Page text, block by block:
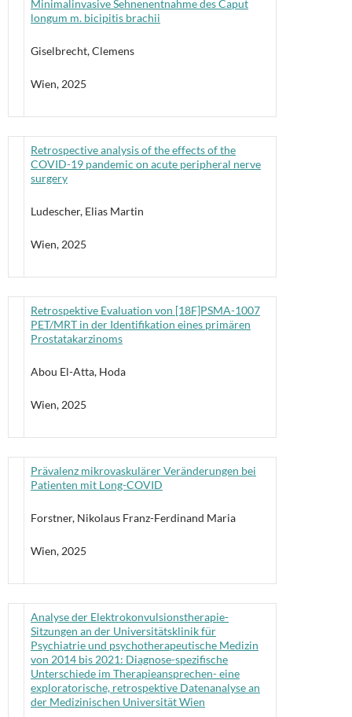
Minimalinvasive Sehnenentnahme des Caput
longum m. bicipitis brachii
Giselbrecht, Clemens
Wien, 2025
Retrospective analysis of the effects of the
COVID-19 pandemic on acute peripheral nerve
surgery
Ludescher, Elias Martin
Wien, 2025
Retrospektive Evaluation von [18F]PSMA-1007
PET/MRT in der Identifikation eines primären
Prostatakarzinoms
Abou El-Atta, Hoda
Wien, 2025
Prävalenz mikrovaskulärer Veränderungen bei
Patienten mit Long-COVID
Forstner, Nikolaus Franz-Ferdinand Maria
Wien, 2025
Analyse der Elektrokonvulsionstherapie-
Sitzungen an der Universitätsklinik für
Psychiatrie und psychotherapeutische Medizin
von 2014 bis 2021: Diagnose-spezifische
Unterschiede im Therapieansprechen- eine
exploratorische, retrospektive Datenanalyse an
der Medizinischen Universität Wien